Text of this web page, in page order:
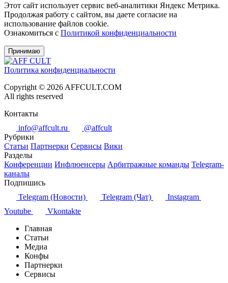
Этот сайт использует сервис веб-аналитики Яндекс Метрика.
Продолжая работу с сайтом, вы даете согласие на
использование файлов cookie.
Ознакомиться с Политикой конфиденциальности
Принимаю
Политика конфиденциальности
Copyright © 2026 AFFCULT.COM
All rights reserved
Контакты
info@affcult.ru
@affcult
Рубрики
Статьи Партнерки Сервисы Вики
Разделы
Конференции Инфлюенсеры Арбитражные команды Telegram-
каналы
Подпишись
Telegram (Новости)
Telegram (Чат)
Instagram
Youtube
Vkontakte
Главная
Статьи
Медиа
Конфы
Партнерки
Сервисы